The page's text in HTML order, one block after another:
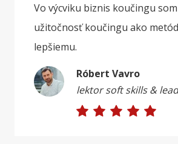
Vo výcviku biznis koučingu
užitočnosť koučingu ako
lepšiemu.
Róbert Vavro
lektor soft skills &